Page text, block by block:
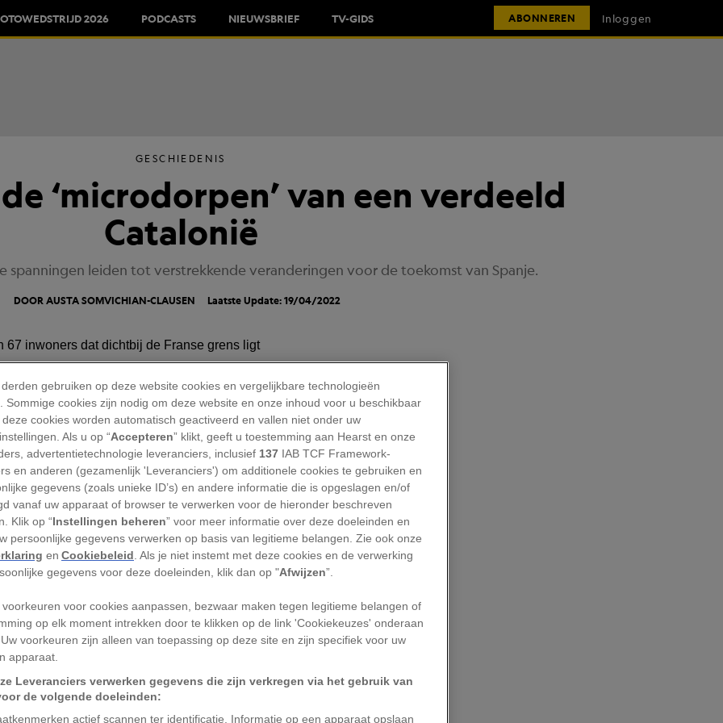
2026 PODCASTS NIEUWSBRIEF TV-GIDS ABONNEREN Inloggen
GESCHIEDENIS
‘microdorpen’ van een verdeeld
Catalonië
spanningen leiden tot verstrekkende veranderingen voor de toekomst van Spanje.
DOOR AUSTA SOMVICHIAN-CLAUSEN Laatste Update: 19/04/2022
ligt de autonome regio Catalonië, waar
niet als een regio maar als een apart
eigen taal, het Catalaans, en minder
geregeld het officiële Spaans
poging in 2014 om volledig
konden de Catalaanse kiezers op
de kwestie. Opnieuw werd het
regering in Madrid onwettig
werden door de politie in beslag
blokkeerden stemlokalen, waarbij
kogels gebruikten om
gebruiken op deze website cookies en vergelijkbare technologieën
Sommige cookies zijn nodig om deze website en onze inhoud voor u beschikbaar
cookies worden automatisch geactiveerd en vallen niet onder uw
Als u op “Accepteren” klikt, geeft u toestemming aan Hearst en onze
advertentietechnologie leveranciers, inclusief 137 IAB TCF Framework-
en anderen (gezamenlijk 'Leveranciers') om additionele cookies te gebruiken en
gegevens (zoals unieke ID’s) en andere informatie die is opgeslagen en/of
vanaf uw apparaat of browser te verwerken voor de hieronder beschreven
Klik op “Instellingen beheren” voor meer informatie over deze doeleinden en
persoonlijke gegevens verwerken op basis van legitieme belangen. Zie ook onze
enCookiebeleid . Als je niet instemt met deze cookies en de verwerking
gegevens voor deze doeleinden, klik dan op "Afwijzen”.
voorkeuren voor cookies aanpassen, bezwaar maken tegen legitieme belangen of
op elk moment intrekken door te klikken op de link 'Cookiekeuzes' onderaan
voorkeuren zijn alleen van toepassing op deze site en zijn specifiek voor uw
apparaat.
Leveranciers verwerken gegevens die zijn verkregen via het gebruik van
de volgende doeleinden:
actief scannen ter identificatie. Informatie op een apparaat opslaan